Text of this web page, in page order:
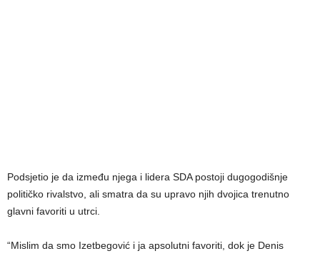
Podsjetio je da između njega i lidera SDA postoji dugogodišnje
političko rivalstvo, ali smatra da su upravo njih dvojica trenutno
glavni favoriti u utrci.
“Mislim da smo Izetbegović i ja apsolutni favoriti, dok je Denis